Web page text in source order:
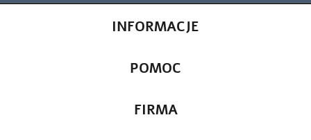
INFORMACJE
POMOC
FIRMA